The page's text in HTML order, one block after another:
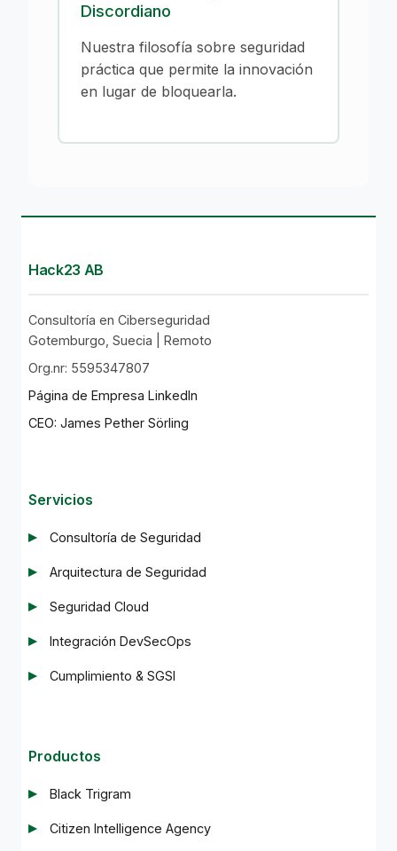
Discordiano
Nuestra filosofía sobre seguridad
práctica que permite la innovación
en lugar de bloquearla.
Hack23 AB
Consultoría en Ciberseguridad
Gotemburgo, Suecia | Remoto
Org.nr: 5595347807
Página de Empresa LinkedIn
CEO: James Pether Sörling
Servicios
Consultoría de Seguridad
Arquitectura de Seguridad
Seguridad Cloud
Integración DevSecOps
Cumplimiento & SGSI
Productos
Black Trigram
Citizen Intelligence Agency